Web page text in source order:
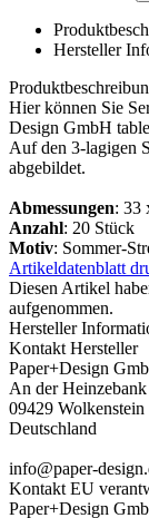
Hersteller
Hier können Sie
Design GmbH
Auf den 3-lagigen
abgebildet.
Abmessungen: 33
Anzahl: 20 Stück
Motiv: Sommer-
Artikeldatenblatt
Diesen Artikel
aufgenommen.
Hersteller
Kontakt Hersteller
Paper+Design
An der
09429 Wolkenstein
Deutschland
info@paper-
Kontakt EU
Paper+Design